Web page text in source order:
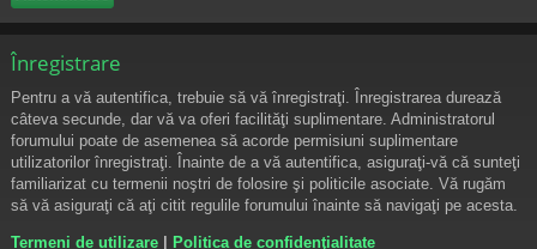
Înregistrare
Pentru a vă autentifica, trebuie să vă înregistraţi. Înregistrarea durează
câteva secunde, dar vă va oferi facilităţi suplimentare. Administratorul
forumului poate de asemenea să acorde permisiuni suplimentare
utilizatorilor înregistraţi. Înainte de a vă autentifica, asiguraţi-vă că sunteţi
familiarizat cu termenii noştri de folosire şi politicile asociate. Vă rugăm
să vă asiguraţi că aţi citit regulile forumului înainte să navigaţi pe acesta.
Termeni de utilizare | Politica de confidenţialitate